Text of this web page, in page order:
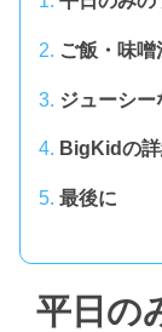
ご飯・味
ジューシー
BigKidの詳
最後に
平日の